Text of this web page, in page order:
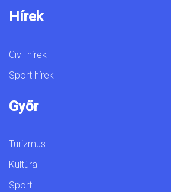
Hírek
Civil hírek
Sport hírek
Győr
Turizmus
Kultúra
Sport